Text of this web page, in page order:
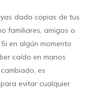
dado copias de tus
familiares, amigos o
en algún momento
caído en manos
es
evitar cualquier